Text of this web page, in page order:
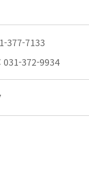
377-7133
031-372-9934